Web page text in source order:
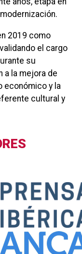
2019 como
el cargo
su
a la mejora de
económico y la
cultural y